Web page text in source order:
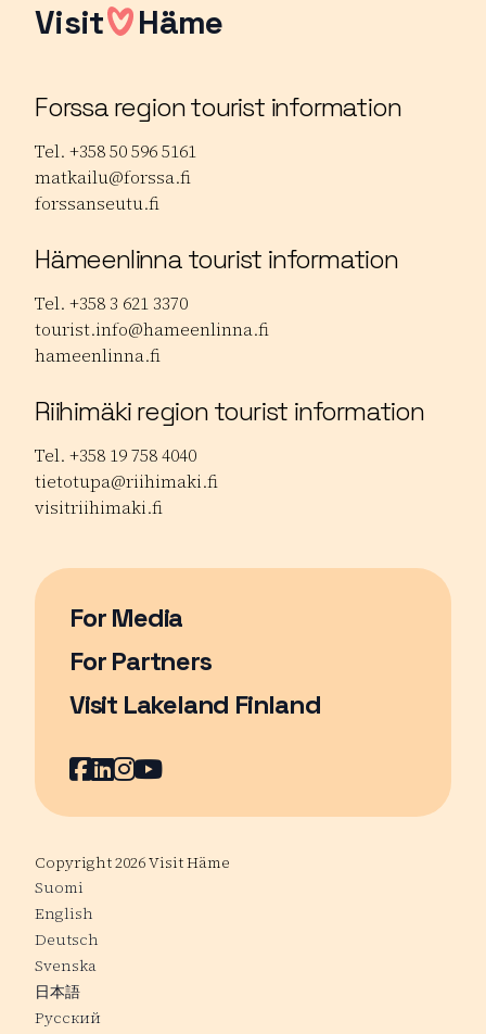
Visit Häme
Forssa region tourist information
Tel. +358 50 596 5161
matkailu@forssa.fi
forssanseutu.fi
Hämeenlinna tourist information
Tel. +358 3 621 3370
tourist.info@hameenlinna.fi
hameenlinna.fi
Riihimäki region tourist information
Tel. +358 19 758 4040
tietotupa@riihimaki.fi
visitriihimaki.fi
For Media
For Partners
Visit Lakeland Finland
Sivu avautuu uudessa ikkunassa
Facebook
LinkedIn
Instagram
Youtube
Copyright 2026 Visit Häme
Suomi
English
Deutsch
Svenska
日本語
Русский